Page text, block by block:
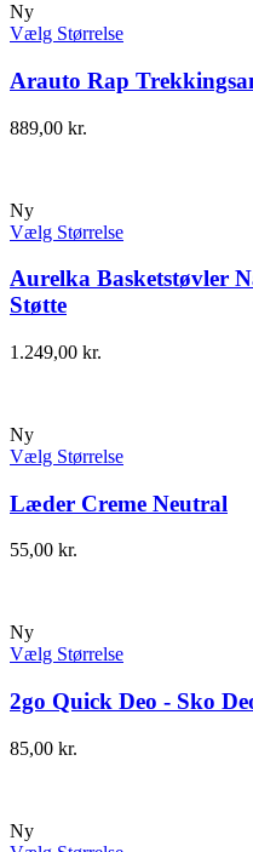
Ny
Vælg Størrelse
Arauto Rap
889,00 kr.
Ny
Vælg Størrelse
Aurelka Basketstøvler
Støtte
1.249,00 kr.
Ny
Vælg Størrelse
Læder Creme Neutral
55,00 kr.
Ny
Vælg Størrelse
2go Quick Deo - Sko
85,00 kr.
Ny